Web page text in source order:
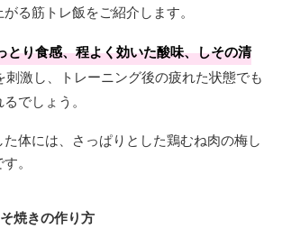
る筋トレ飯をご紹介します。
とり食感、程よく効いた酸味、しその清
刺激し、トレーニング後の疲れた状態でも
でしょう。
体には、さっぱりとした鶏むね肉の梅し
。
焼きの作り方